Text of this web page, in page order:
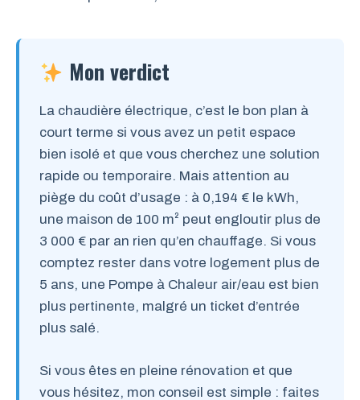
Mon verdict
La chaudière électrique, c’est le bon plan à
court terme si vous avez un petit espace
bien isolé et que vous cherchez une solution
rapide ou temporaire. Mais attention au
piège du coût d’usage : à 0,194 € le kWh,
une maison de 100 m² peut engloutir plus de
3 000 € par an rien qu’en chauffage. Si vous
comptez rester dans votre logement plus de
5 ans, une Pompe à Chaleur air/eau est bien
plus pertinente, malgré un ticket d’entrée
plus salé.
Si vous êtes en pleine rénovation et que
vous hésitez, mon conseil est simple : faites